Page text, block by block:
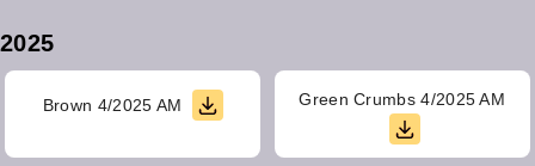
2025
Brown 4/2025 AM Green Crumbs 4/2025 AM